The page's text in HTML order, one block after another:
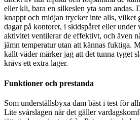
eller kli, bara en silkeslen yta som andas.
knappt och midjan trycker inte alls, vilket
dagar på kontoret, i skidspåret eller under
aktivitet ventilerar de effektivt, och även
jämn temperatur utan att kännas fuktiga.
kallt väder märker jag att det tunna tyget
krävs ett extra lager.
Funktioner och prestanda
Som underställsbyxa dam bäst i test för
Lite svårslagen när det gäller